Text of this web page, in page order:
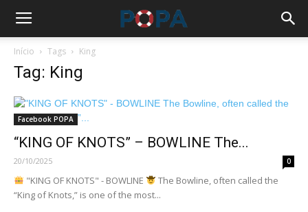
Início Tags King
Tag: King
Facebook POPA
“KING OF KNOTS” – BOWLINE The...
20/10/2025 0
"KING OF KNOTS" - BOWLINE
The Bowline, often called the
“King of Knots,” is one of the most...